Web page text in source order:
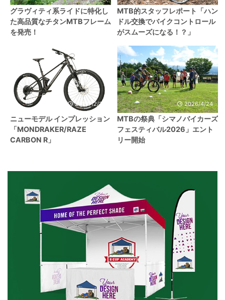
グラヴィティ系ライドに特化し
た高品質なチタンMTBフレーム
を発売！
MTB的スタッフレポート「ハン
ドル交換でバイクコントロール
がスムーズになる！？」
2022/12/24
ニューモデル インプレッション
「MONDRAKER/RAZE
CARBON R」
2026/4/24
MTBの祭典「シマノバイカーズ
フェスティバル2026」エント
リー開始